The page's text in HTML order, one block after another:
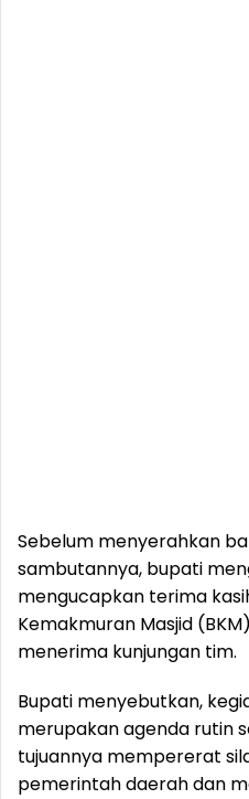
Sebelum menyerahkan
sambutannya, bupati
mengucapkan terima
Kemakmuran Masjid
menerima kunjungan tim.
Bupati menyebutkan,
merupakan agenda rutin
tujuannya mempererat
pemerintah daerah dan